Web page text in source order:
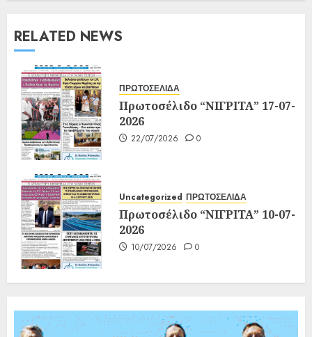
RELATED NEWS
ΠΡΩΤΟΣΕΛΙΔΑ
Πρωτοσέλιδο “ΝΙΓΡΙΤΑ” 17-07-
2026
22/07/2026 0
Uncategorized ΠΡΩΤΟΣΕΛΙΔΑ
Πρωτοσέλιδο “ΝΙΓΡΙΤΑ” 10-07-
2026
10/07/2026 0